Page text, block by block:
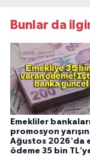
Bunlar da
Emekliler
promosyon
Ağustos 2026'da
ödeme 35 bin